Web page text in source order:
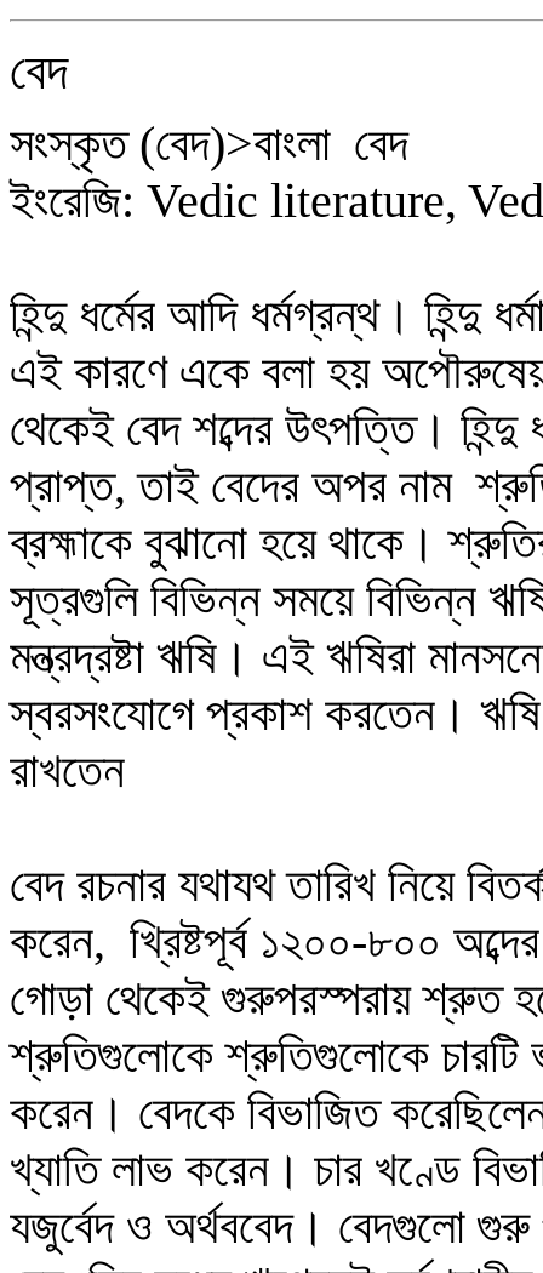
বেদ
সংস্কৃত (বদ)>বাংলা বেদ
ইংরেজি: Vedic literature,
হিন্দু ধর্মের আদি ধর্মগ্রন্থ। হিন্দু
এই কারণে একে বলা হয়
থেকেই বেদ শব্দের উৎপত্তি। হিন্দু
প্রাপ্ত,তাই বেদের অপর নাম
ব্রহ্মাকে বুঝানো হয়ে থাকে ।
সূত্রগুলি বিভিন্ন সময়ে বিভিন্ন
মন্ত্রদ্রষ্টা ঋষি । এই ঋষিরা
স্বরসংযোগে প্রকাশ করতেন ।
রাখতেন
বেদ রচনার যথাযথ তারিখ নিয়ে
করেন, খ্রিষ্টপূর্ব ১২০০-৮০০
গোড়া থেকেই গুরুপরস্পরায় শ্রুত
শ্রুতিগুলোকে শ্রুতিগুলোকে চারটি
করেন। বেদকে বিভাজিত
খ্যাতি লাভ করেন। চার খণ্ডে
যজুর্বেদ ও অর্থববেদ। বেদগুলো গুরু